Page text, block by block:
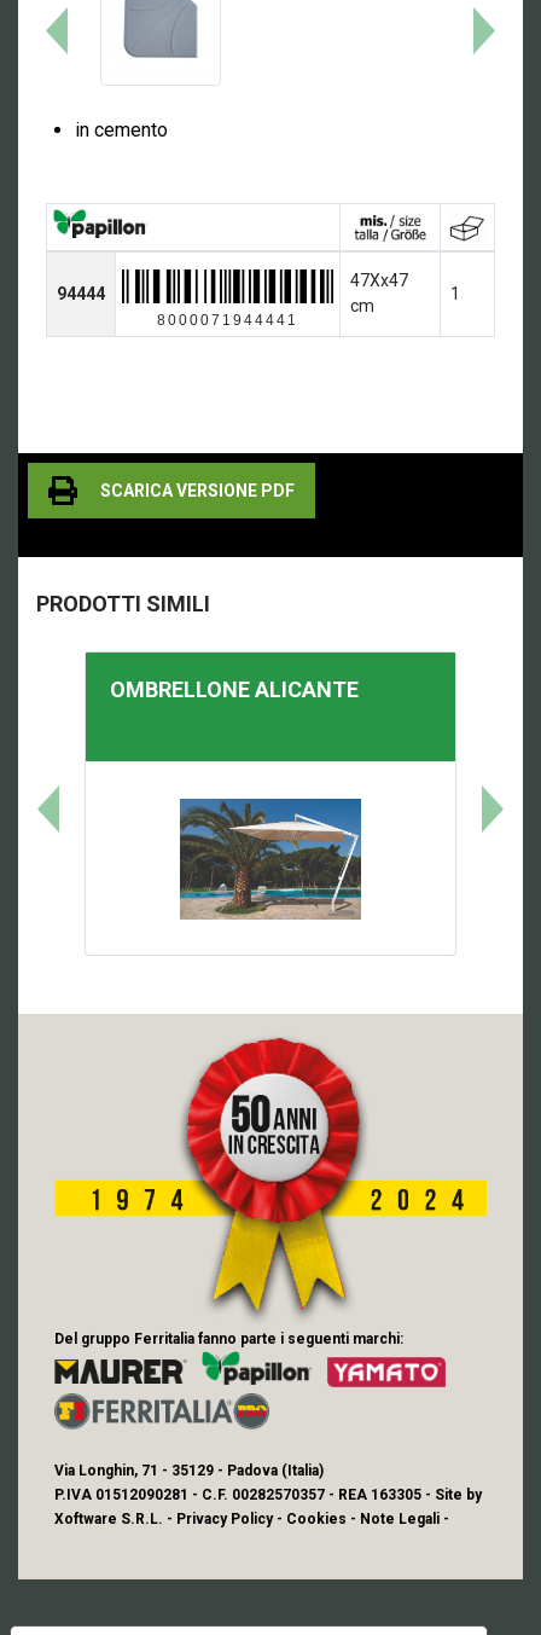
in cemento
94444
8000071944441
47Xx47
cm
1
SCARICA VERSIONE PDF
PRODOTTI SIMILI
OMBRELLONEALICANTE
Via Longhin, 71 - 35129 - Padova (Italia)
P.IVA 01512090281 - C.F. 00282570357 - REA 163305 - Site by
Xoftware S.R.L. - Privacy Policy- Cookies - Note Legali -
Del gruppo Ferritalia fanno parte i seguenti marchi: